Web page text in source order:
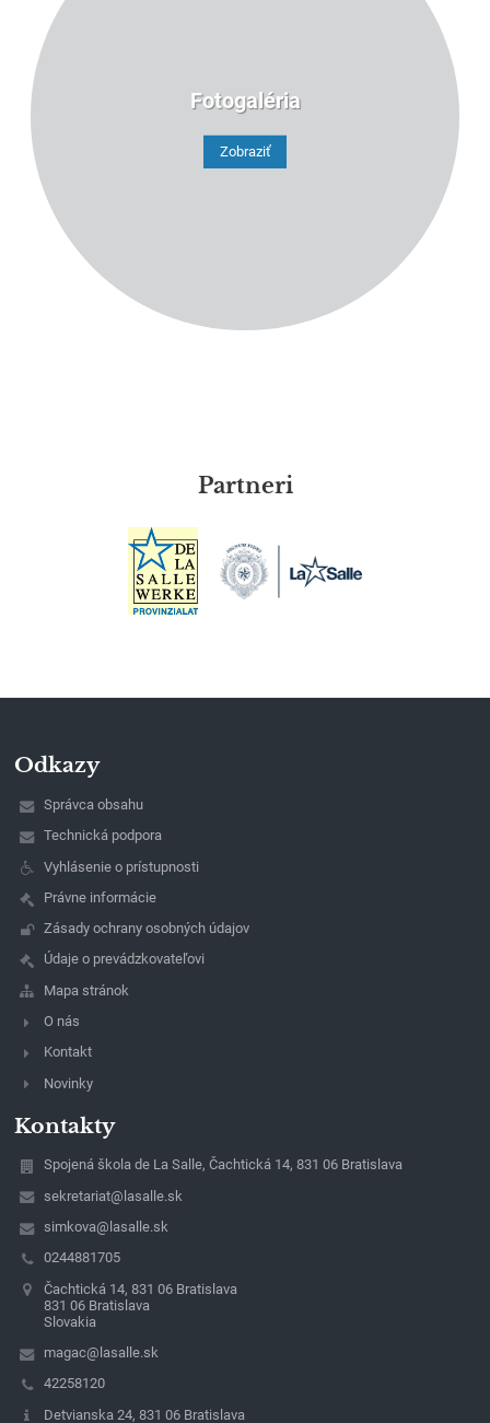
Fotogaléria
Zobraziť
Partneri
Odkazy
Správca obsahu
Technická podpora
Vyhlásenie o prístupnosti
Právne informácie
Zásady ochrany osobných údajov
Údaje o prevádzkovateľovi
Mapa stránok
O nás
Kontakt
Novinky
Kontakty
Spojená škola de La Salle, Čachtická 14, 831 06 Bratislava
sekretariat@lasalle.sk
simkova@lasalle.sk
0244881705
Čachtická 14, 831 06 Bratislava
831 06 Bratislava
Slovakia
magac@lasalle.sk
42258120
Detvianska 24, 831 06 Bratislava